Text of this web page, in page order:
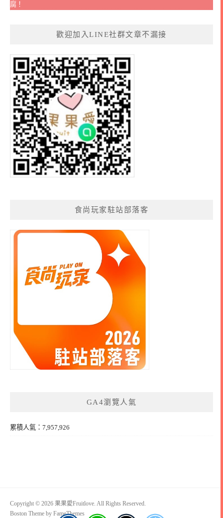
腐！
歡迎加入LINE社群文章不漏接
食尚玩家駐站部落客
GA4瀏覽人氣
累積人氣：7,957,926
Copyright © 2026 果果愛Fruitlove. All Rights Reserved.
Boston Theme by FameThemes